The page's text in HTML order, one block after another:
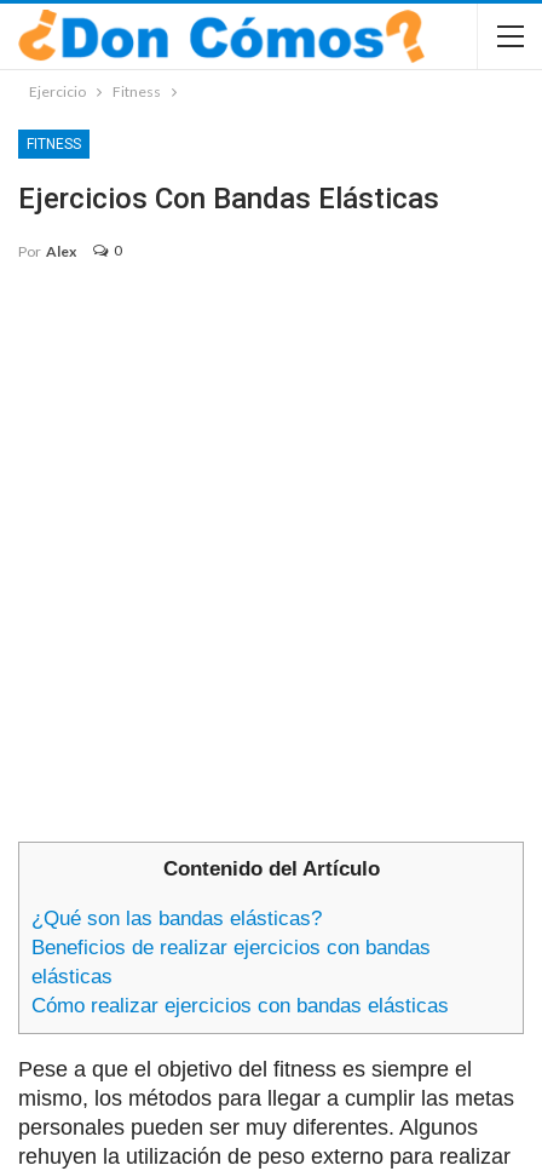
Ejercicio Fitness
FITNESS
Ejercicios Con Bandas Elásticas
Por Alex 0
Contenido del Artículo
¿Qué son las bandas elásticas?
Beneficios de realizar ejercicios con bandas
elásticas
Cómo realizar ejercicios con bandas elásticas
Pese a que el objetivo del fitness es siempre el
mismo, los métodos para llegar a cumplir las metas
personales pueden ser muy diferentes. Algunos
rehuyen la utilización de peso externo para realizar